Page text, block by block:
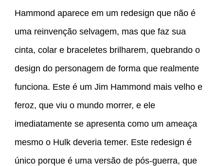
Hammond aparece em um redesign que não é
uma reinvenção selvagem, mas que faz sua
cinta, colar e braceletes brilharem, quebrando o
design do personagem de forma que realmente
funciona. Este é um Jim Hammond mais velho e
feroz, que viu o mundo morrer, e ele
imediatamente se apresenta como um ameaça
mesmo o Hulk deveria temer. Este redesign é
único porque é uma versão de pós-guerra, que